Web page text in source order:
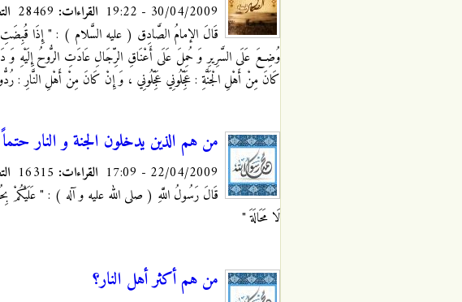
30/04/2009 - 19:22 القراءات:
قَالَ الإمامُ الصَّادِق ( عليه السَّلام ) : " إِذَا
وُضِعَ عَلَى السَّرِيرِ وَ حُمِلَ عَلَى أَعْنَاقِ الرِّجَالِ عَادَتِ الرُّوحُ إِلَيْهِ وَ
كَانَ مِنْ أَهْلِ الْجَنَّةِ : عَجِّلُونِي عَجِّلُونِي ، وَ إِنْ كَانَ مِنْ أَهْلِ النَّارِ
من هم الذين يدخلون الجنة و النار
22/04/2009 - 17:09 القراءات:
قَالَ رَسُولُ اللَّهِ ( صلى الله عليه و آله ) : " عَلَيْكُمْ
لَا مَحَالَةَ "
من هم أكثر أهل النار؟